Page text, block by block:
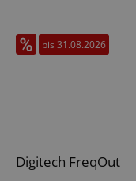
bis 31.08.2026
Digitech FreqOut